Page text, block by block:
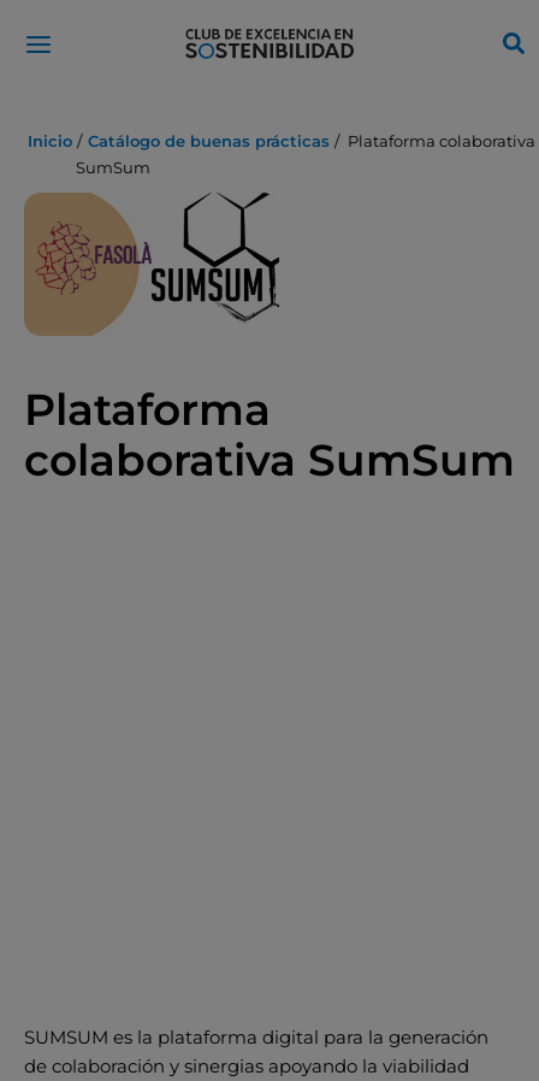
Inicio Catálogo de buenas prácticas
Plataforma colaborativa
SumSum
Plataforma
colaborativa SumSum
SUMSUM es la plataforma digital para la generación
de colaboración y sinergias apoyando la viabilidad